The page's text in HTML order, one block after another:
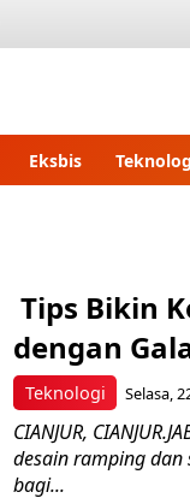
Eksbis
Teknologi
Tips Bikin
dengan
Selasa,
CIANJUR,
desain ramping dan
bagi...